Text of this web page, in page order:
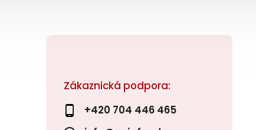
Zákaznická podpora:
+420 704 446 465